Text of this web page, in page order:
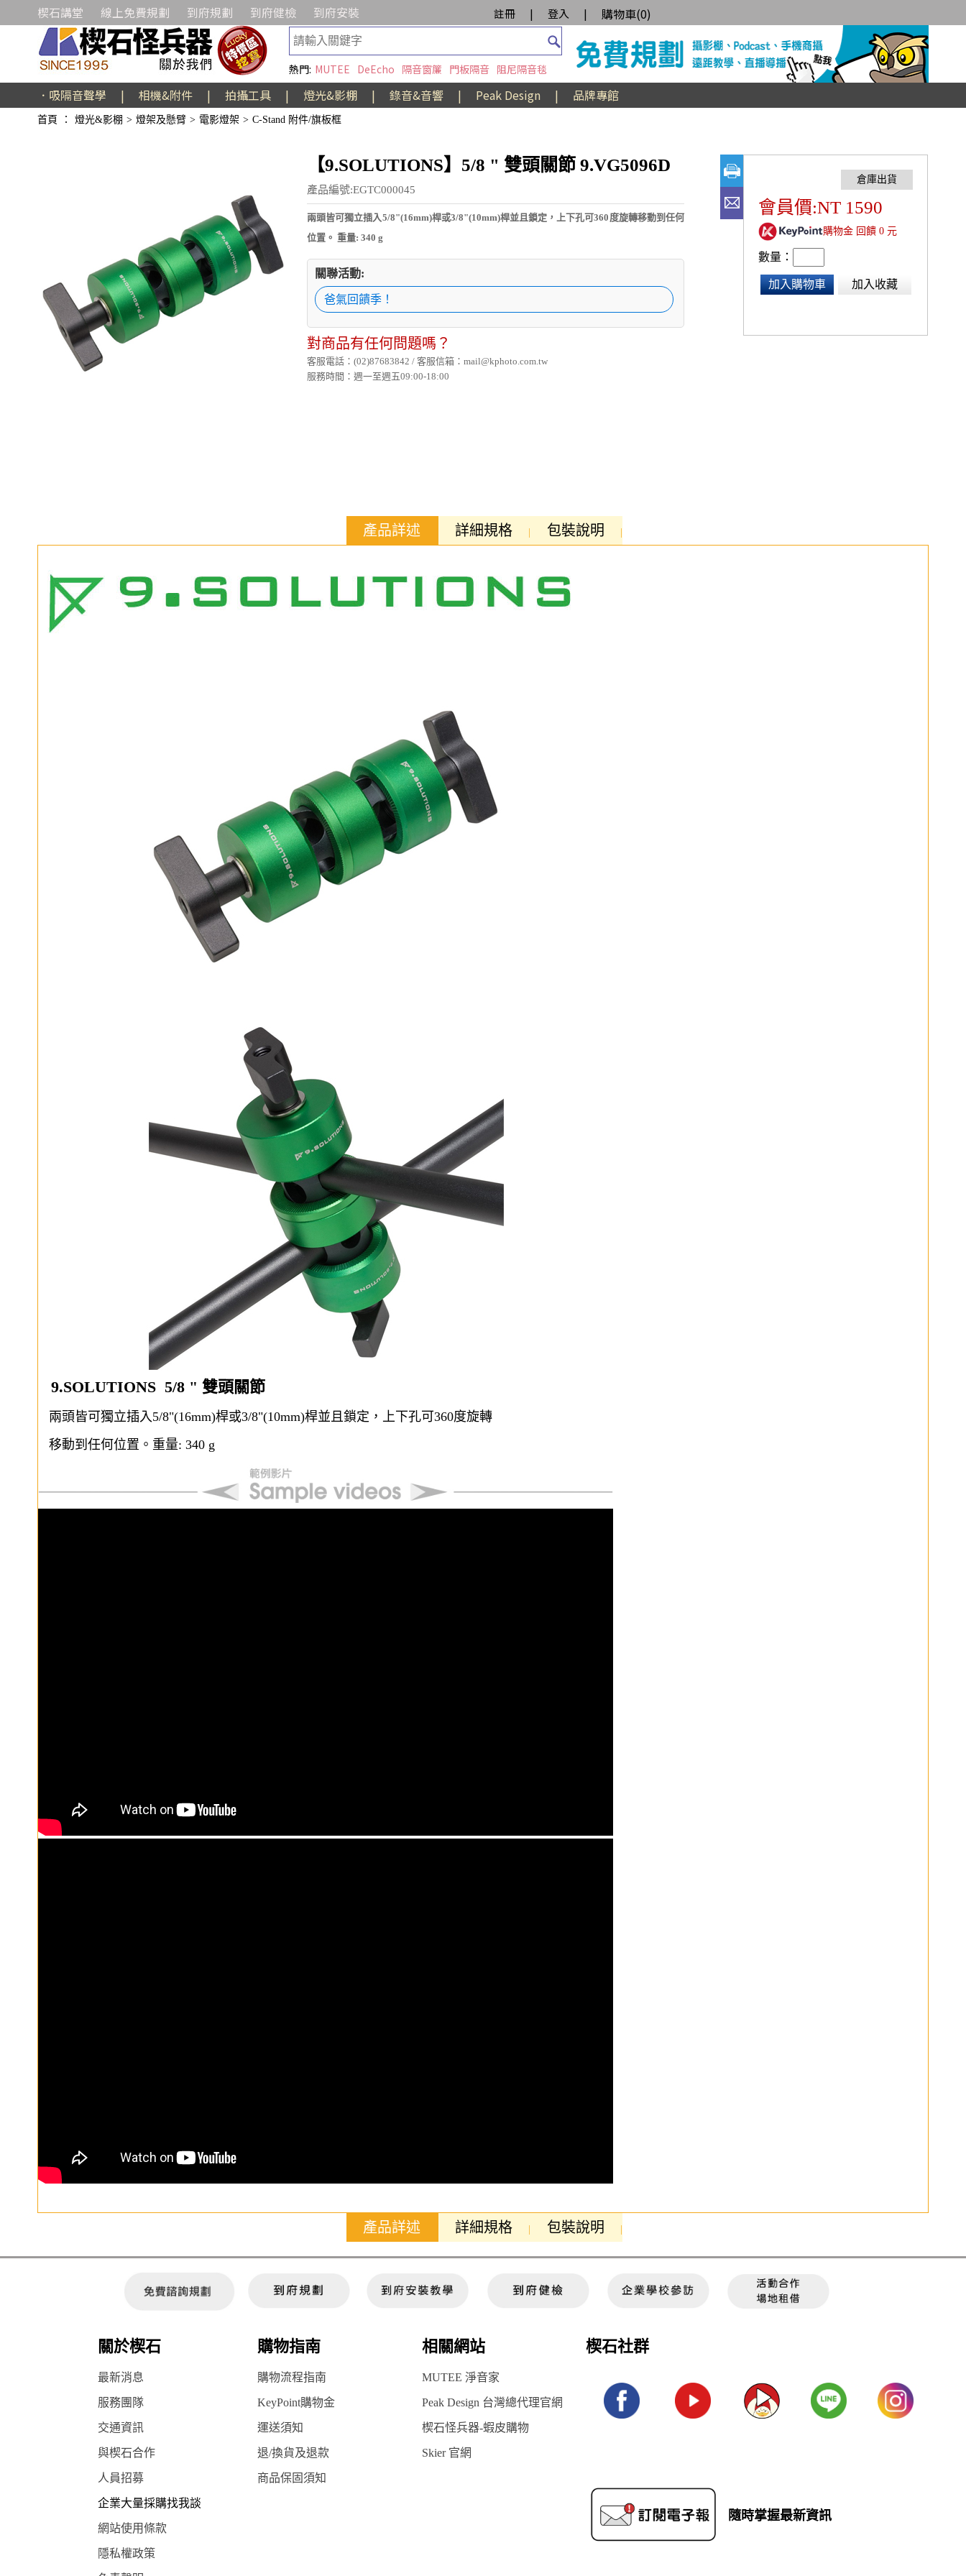
楔石講堂 線上免費規劃 到府規劃 到府健檢 到府安裝 註冊 | 登入 | 購物車(0)
熱門: MUTEE DeEcho 隔音窗簾 門板隔音 阻尼隔音毯
．吸隔音聲學 | 相機&附件 | 拍攝工具 | 燈光&影棚 | 錄音&音響 | Peak Design | 品牌專館
首頁 ： 燈光&影棚 > 燈架及懸臂 > 電影燈架 > C-Stand 附件/旗板框
【9.SOLUTIONS】5/8 " 雙頭關節 9.VG5096D
產品編號:EGTC000045
兩頭皆可獨立插入5/8"(16mm)桿或3/8"(10mm)桿並且鎖定，上下孔可360度旋轉移動到任何
位置。 重量: 340 g
關聯活動:
爸氣回饋季！
對商品有任何問題嗎？
客服電話：(02)87683842 / 客服信箱：mail@kphoto.com.tw
服務時間：週一至週五09:00-18:00
會員價:NT 1590
購物金 回饋 0 元
數量：
加入購物車 加入收藏
產品詳述 詳細規格 包裝說明
9.SOLUTIONS 5/8 " 雙頭關節
兩頭皆可獨立插入5/8"(16mm)桿或3/8"(10mm)桿並且鎖定，上下孔可360度旋轉
移動到任何位置。重量: 340 g
產品詳述 詳細規格 包裝說明
關於楔石 購物指南 相關網站 楔石社群
最新消息 購物流程指南 MUTEE 淨音家
服務團隊 KeyPoint購物金 Peak Design 台灣總代理官網
交通資訊 運送須知 楔石怪兵器-蝦皮購物
與楔石合作 退/換貨及退款 Skier 官網
隨時掌握最新資訊
人員招募 商品保固須知
企業大量採購找我談
網站使用條款
隱私權政策